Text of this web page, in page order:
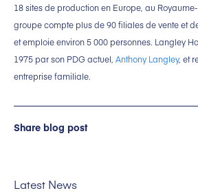
18 sites de production en Europe, au
groupe compte plus de 90 filiales de vente et
et emploie environ 5 000 personnes. Langley
1975 par son PDG actuel, Anthony Langley, et
entreprise familiale.
Share blog post
Latest News